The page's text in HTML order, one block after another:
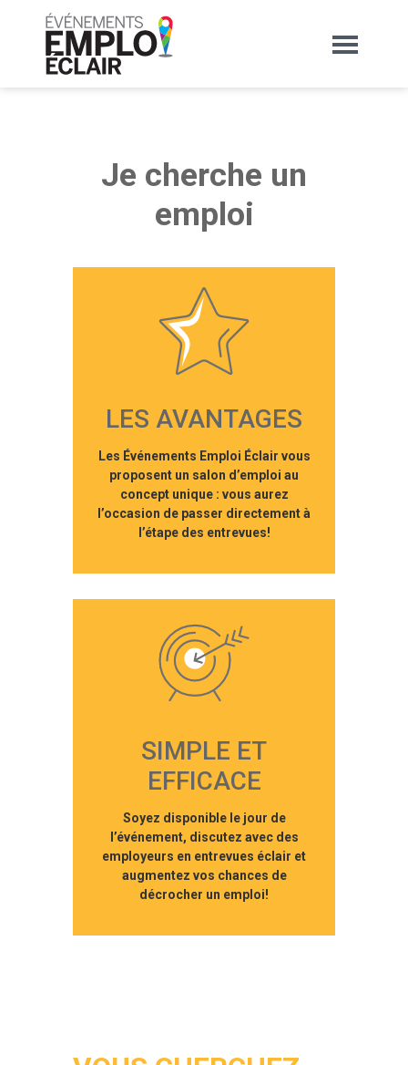
Je cherche un
emploi
LES AVANTAGES
Les Événements Emploi Éclair vous
proposent un salon d’emploi au
concept unique : vous aurez
l’occasion de passer directement à
l’étape des entrevues!
SIMPLE ET
EFFICACE
Soyez disponible le jour de
l’événement, discutez avec des
employeurs en entrevues éclair et
augmentez vos chances de
décrocher un emploi!